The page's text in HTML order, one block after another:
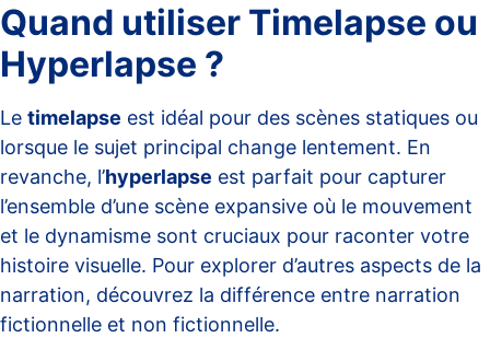
Quand utiliser Timelapse ou
Hyperlapse ?
Le timelapse est idéal pour des scènes statiques ou
lorsque le sujet principal change lentement. En
revanche, l’hyperlapse est parfait pour capturer
l’ensemble d’une scène expansive où le mouvement
et le dynamisme sont cruciaux pour raconter votre
histoire visuelle. Pour explorer d’autres aspects de la
narration, découvrez la différence entre narration
fictionnelle et non fictionnelle.